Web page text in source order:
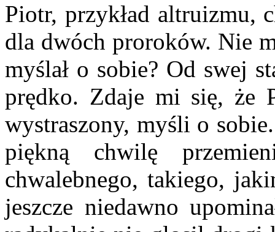
Piotr, przykład altruizmu,
dla dwóch proroków. Nie
myślał o sobie? Od swej
prędko. Zdaje mi się,
wystraszony, myśli o
piękną chwilę
chwalebnego, takiego,
jeszcze niedawno